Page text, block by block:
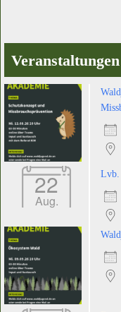
Veranstaltungen
22
Aug.
Lvb.